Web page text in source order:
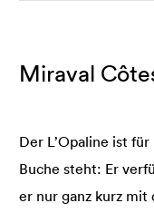
Miraval
Der L’Opaline ist
Buche steht: Er
er nur ganz kurz mit